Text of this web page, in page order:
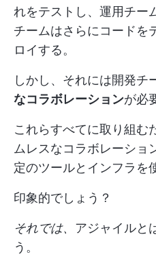
れをテストし、運用チー
チームはさらにコードを
ロイする。
しかし、それには開発チ
なコラボレーションが必
これらすべてに取り組む
ムレスなコラボレーショ
定のツールとインフラを
印象的でしょう？
それでは、 アジャイルと
う。